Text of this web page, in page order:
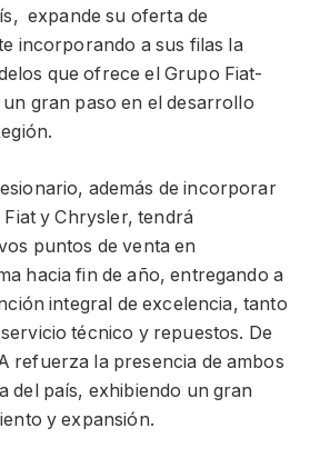
expande su oferta de
incorporando a sus filas la
que ofrece el Grupo Fiat-
gran paso en el desarrollo
además de incorporar
y Chrysler, tendrá
puntos de venta en
hacia fin de año, entregando a
integral de excelencia, tanto
técnico y repuestos. De
refuerza la presencia de ambos
del país, exhibiendo un gran
y expansión.